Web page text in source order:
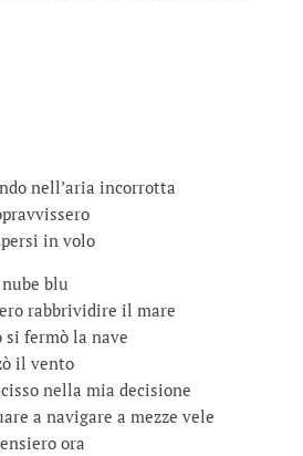
nell’aria incorrotta
in volo
blu
rabbrividire il mare
si fermò la nave
il vento
nella mia decisione
a navigare a mezze vele
ora